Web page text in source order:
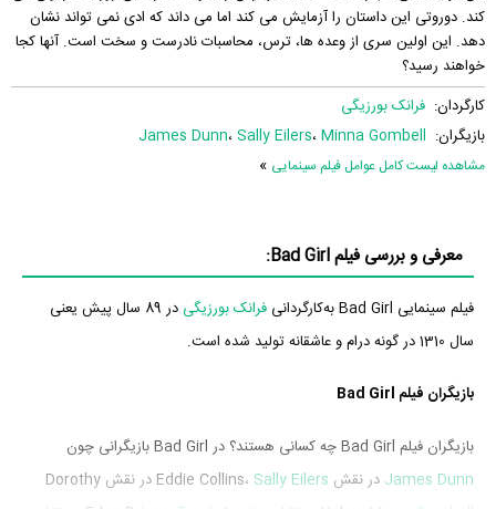
کند. دوروتی این داستان را آزمایش می کند اما می داند که ادی نمی تواند نشان
دهد. این اولین سری از وعده ها، ترس، محاسبات نادرست و سخت است. آنها کجا
خواهند رسید؟
کارگردان: فرانک بورزیگی
بازیگران:
James Dunn، Sally Eilers، Minna Gombell
مشاهده لیست کامل عوامل فیلم سینمایی »
معرفی و بررسی فیلم Bad Girl:
فیلم سینمایی Bad Girl به‌کارگردانی فرانک بورزیگی
در 89 سال پیش یعنی
سال 1310 در گونه درام و عاشقانه تولید شده است.
بازیگران فیلم Bad Girl
بازیگران فیلم Bad Girl چه کسانی هستند؟ در Bad Girl بازیگرانی چون
James Dunn در نقش Eddie Collins، Sally Eilers
در نقش Dorothy